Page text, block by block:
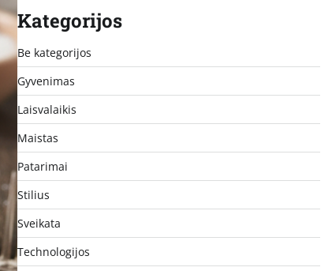
Kategorijos
Be kategorijos
Gyvenimas
Laisvalaikis
Maistas
Patarimai
Stilius
Sveikata
Technologijos